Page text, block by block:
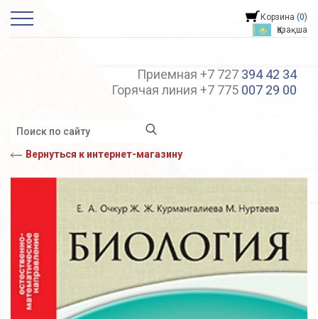
Корзина (0)
Қазақша
Приемная +7 727 394 42 34
Горячая линия +7 775 007 29 00
Вернуться к интернет-магазину